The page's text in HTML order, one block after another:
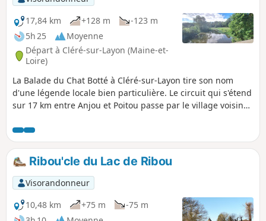
17,84 km
+128 m
-123 m
5h 25
Moyenne
Départ à Cléré-sur-Layon (Maine-et-
Loire)
La Balade du Chat Botté à Cléré-sur-Layon tire son nom
d'une légende locale bien particulière. Le circuit qui s'étend
sur 17 km entre Anjou et Poitou passe par le village voisin
inspiré Charles Perrault pour son célèbre conte. La nef de
l'église de Passavant abrite une tombe portant le nom du
Comte de Caravas, ce qui aurait directement donné l'idée
du fameux titre du maître du chat : le marquis de
Carabas.Cléré-sur-Layon, petite commune rurale, se situe
dans le sud saumurois, en limite des Deux-Sèvres. Le Layon,
affluent de la Loire arrosant la commune d’Ouest en Est, y a
formé une vallée escarpée où chemine un sentier
Ribou'cle du Lac de Ribou
Visorandonneur
10,48 km
+75 m
-75 m